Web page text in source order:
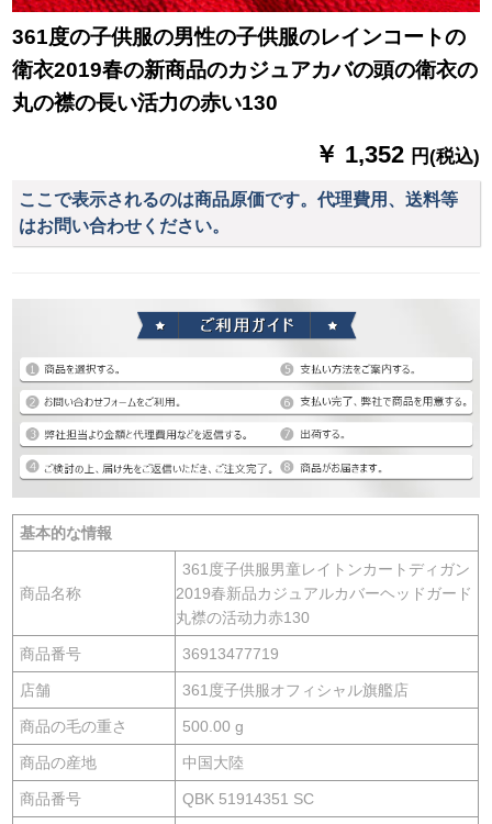
361度の子供服の男性の子供服のレインコートの
衛衣2019春の新商品のカジュアカバの頭の衛衣の
丸の襟の長い活力の赤い130
￥ 1,352 円(税込)
ここで表示されるのは商品原価です。代理費用、送料等
はお問い合わせください。
基本的な情報
商品名称
361度子供服男童レイトンカートディガン
2019春新品カジュアルカバーヘッドガード
丸襟の活动力赤130
商品番号 36913477719
店舗 361度子供服オフィシャル旗艦店
商品の毛の重さ 500.00 g
商品の産地 中国大陸
商品番号 QBK 51914351 SC